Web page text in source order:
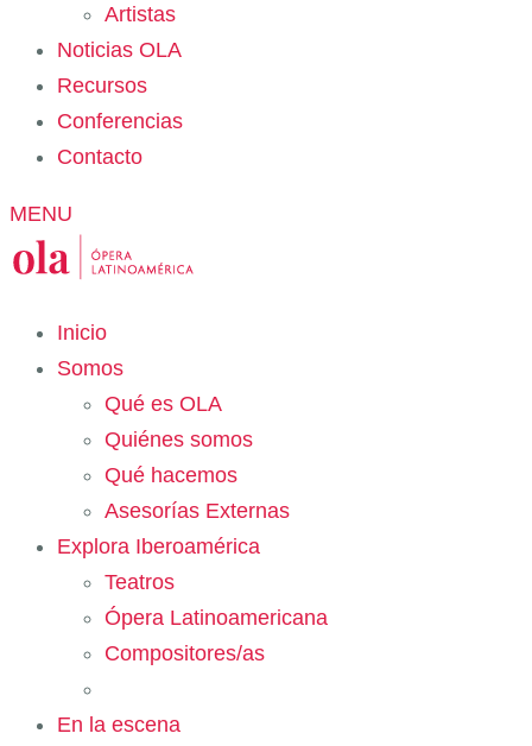
Artistas
Noticias OLA
Recursos
Conferencias
Contacto
MENU
Inicio
Somos
Qué es OLA
Quiénes somos
Qué hacemos
Asesorías Externas
Explora Iberoamérica
Teatros
Ópera Latinoamericana
Compositores/as
En la escena